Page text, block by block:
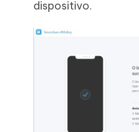
dispositivo.